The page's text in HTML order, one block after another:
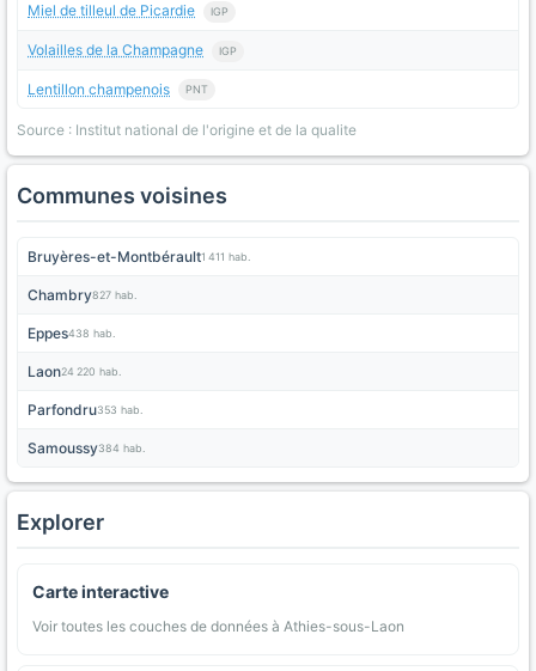
Miel de tilleul de Picardie IGP
Volailles de la Champagne IGP
Lentillon champenois PNT
Source : Institut national de l'origine et de la qualite
Communes voisines
Bruyères-et-Montbérault1 411 hab.
Chambry827 hab.
Eppes438 hab.
Laon24 220 hab.
Parfondru353 hab.
Samoussy384 hab.
Explorer
Carte interactive
Voir toutes les couches de données à Athies-sous-Laon